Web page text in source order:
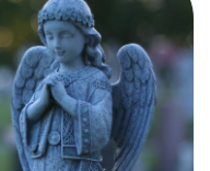
der
und SPD
10.000 EUR
11) bietet eine